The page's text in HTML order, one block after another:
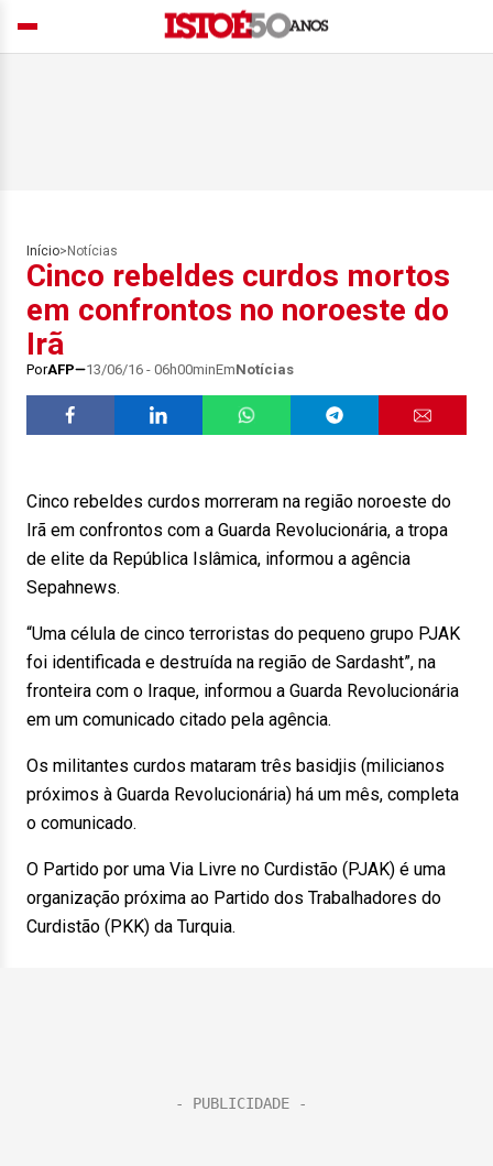
Início> Notícias
Cinco rebeldes curdos mortos
em confrontos no noroeste do
Irã
PorAFP 13/06/16 - 06h00minEmNotícias
Cinco rebeldes curdos morreram na região noroeste do
Irã em confrontos com a Guarda Revolucionária, a tropa
de elite da República Islâmica, informou a agência
Sepahnews.
“Uma célula de cinco terroristas do pequeno grupo PJAK
foi identificada e destruída na região de Sardasht”, na
fronteira com o Iraque, informou a Guarda Revolucionária
em um comunicado citado pela agência.
Os militantes curdos mataram três basidjis (milicianos
próximos à Guarda Revolucionária) há um mês, completa
o comunicado.
O Partido por uma Via Livre no Curdistão (PJAK) é uma
organização próxima ao Partido dos Trabalhadores do
Curdistão (PKK) da Turquia.